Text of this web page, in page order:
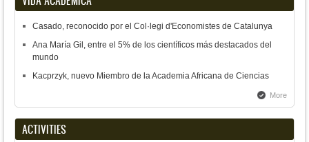
Casado, reconocido por el Col·legi d'Economistes de Catalunya
Ana María Gil, entre el 5% de los científicos más destacados del
mundo
Kacprzyk, nuevo Miembro de la Academia Africana de Ciencias
More
ACTIVITIES